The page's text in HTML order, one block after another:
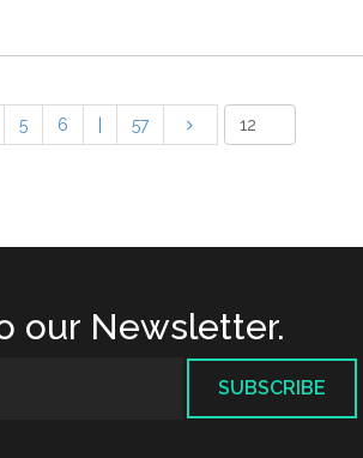
5 6 57
our Newsletter.
SUBSCRIBE